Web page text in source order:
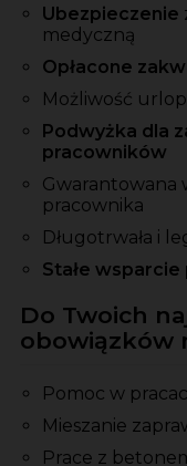
Ubezpieczenie
medyczną
Opłacone
Możliwość
Podwyżka dla
pracowników
Gwarantowana
pracownika
Długotrwała i
Stałe
Do Twoich
obowiązków
Pomoc w
Mieszanie
Prace z